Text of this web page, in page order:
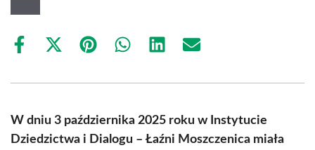
Share
Share
(Twitter)
Share Share Share Share
W dniu 3 października 2025 roku w Instytucie
Dziedzictwa i Dialogu – Łaźni Moszczenica miała